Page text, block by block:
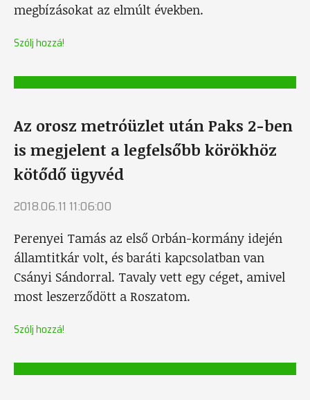
megbízásokat az elmúlt években.
Szólj hozzá!
Az orosz metróüzlet után Paks 2-ben
is megjelent a legfelsőbb körökhöz
kötődő ügyvéd
2018.06.11 11:06:00
Perenyei Tamás az első Orbán-kormány idején
államtitkár volt, és baráti kapcsolatban van
Csányi Sándorral. Tavaly vett egy céget, amivel
most leszerződött a Roszatom.
Szólj hozzá!